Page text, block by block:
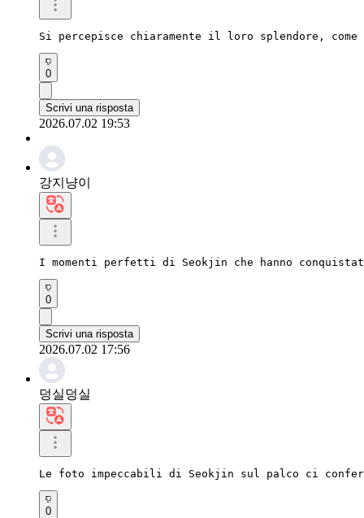
Si percepisce chiaramente il loro splendore,
0
Scrivi una risposta
2026.07.02 19:53
강지냥이
I momenti perfetti di Seokjin che hanno
0
Scrivi una risposta
2026.07.02 17:56
덩실덩실
Le foto impeccabili di Seokjin sul palco ci
0